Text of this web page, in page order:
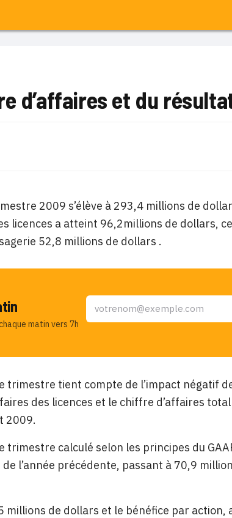
d’affaires et du
2009 s’élève à 293,4 millions de
licences a atteint 96,2millions de dollars,
52,8 millions de dollars .
matin vers 7h
trimestre tient compte de l’impact négatif
des licences et le chiffre d’affaires
2009.
trimestre calculé selon les principes du
l’année précédente, passant à 70,9
millions de dollars et le bénéfice par